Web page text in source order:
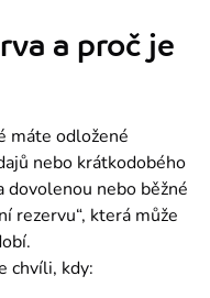
a proč je
máte odložené
nebo krátkodobého
dovolenou nebo běžné
rezervu“, která může
chvíli, kdy: